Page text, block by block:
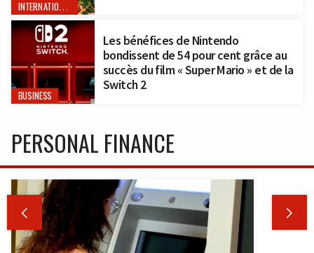
INTERNATIONAL
BUSINESS
Les bénéfices de Nintendo
bondissent de 54 pour cent grâce au
succès du film « Super Mario » et de la
Switch 2
PERSONAL FINANCE
 